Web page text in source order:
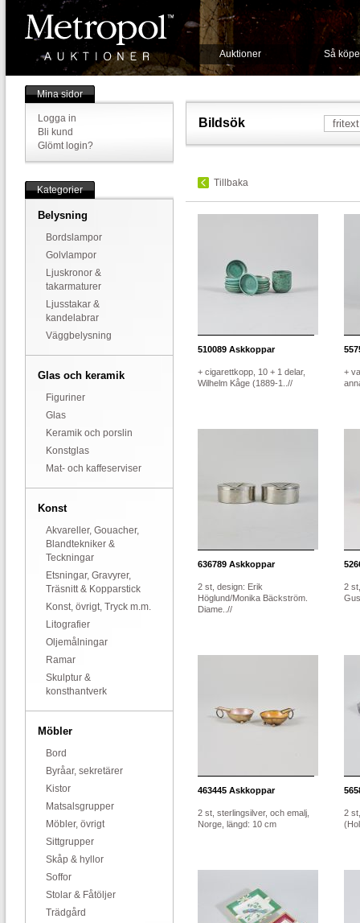
Auktioner Så
Mina sidor
Logga in
Bli kund
Glömt login?
Kategorier
Belysning
Bordslampor
Golvlampor
Ljuskronor &
takarmaturer
Ljusstakar &
kandelabrar
Väggbelysning
Glas och keramik
Figuriner
Glas
Keramik och porslin
Konstglas
Mat- och kaffeserviser
Konst
Akvareller, Gouacher,
Blandtekniker &
Teckningar
Etsningar, Gravyrer,
Träsnitt & Kopparstick
Konst, övrigt, Tryck m.m.
Litografier
Oljemålningar
Ramar
Skulptur &
konsthantverk
Möbler
Bord
Byråar, sekretärer
Kistor
Matsalsgrupper
Möbler, övrigt
Sittgrupper
Skåp & hyllor
Soffor
Stolar & Fåtöljer
Trädgård
Bildsök
Tillbaka
510089 Askkoppar
+ cigarettkopp, 10 + 1 delar,
Wilhelm Kåge (1889-1..//
+
636789 Askkoppar
2 st, design: Erik
Höglund/Monika Bäckström.
Diame..//
2
463445 Askkoppar
2 st, sterlingsilver, och emalj,
Norge, längd: 10 cm
2